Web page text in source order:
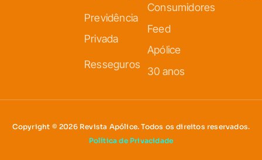
Previdência
Privada
Resseguros
Consumidores
Feed
Apólice
30 anos
Copyright © 2026 Revista Apólice. Todos os direitos reservados.
Política de Privacidade